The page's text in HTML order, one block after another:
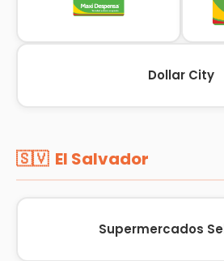
Dollar City
🇸🇻 El Salvador
Supermercados